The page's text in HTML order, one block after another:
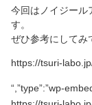
今回はノイジール
す。
ぜひ参考にしてみ
https://tsuri-
“,”type”:”wp-